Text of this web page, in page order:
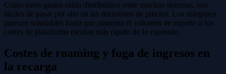
Como estos gastos están distribuidos entre muchos sistemas, son
fáciles de pasar por alto en las decisiones de precios. Los márgenes
parecen saludables hasta que aumenta el volumen de soporte o los
costes de plataforma escalan más rápido de lo esperado.
Costes de roaming y fuga de ingresos en
la recarga